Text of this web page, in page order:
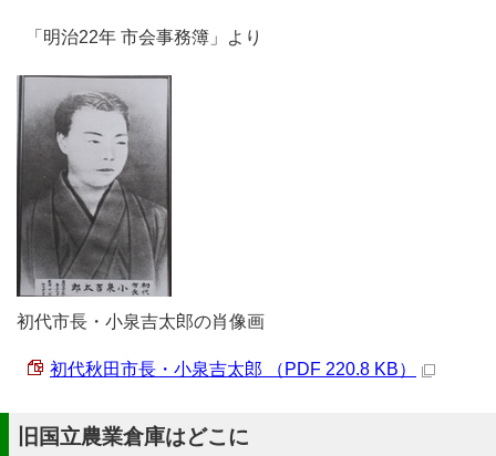
「明治22年 市会事務簿」より
初代市長・小泉吉太郎の肖像画
初代秋田市長・小泉吉太郎 （PDF 220.8 KB）
旧国立農業倉庫はどこに